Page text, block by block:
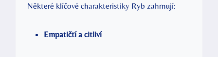
Některé klíčové charakteristiky Ryb zahrnují:
Empatičtí a citliví